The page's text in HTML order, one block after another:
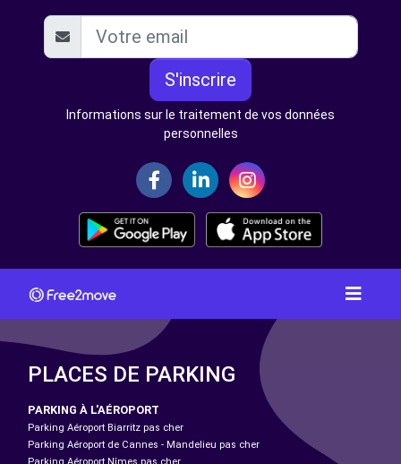
S'inscrire
Informations sur le traitement de vos données
personnelles
PLACES DE PARKING
PARKING À L'AÉROPORT
Parking Aéroport Biarritz pas cher
Parking Aéroport de Cannes - Mandelieu pas cher
Parking Aéroport Nîmes pas cher